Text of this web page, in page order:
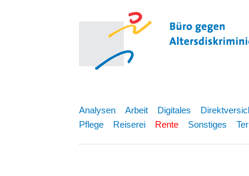
Analysen Arbeit Digitales
Pflege
Reiserei Rente Sonstiges